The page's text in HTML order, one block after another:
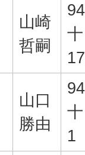
山崎
哲嗣
17
山口
勝由
1